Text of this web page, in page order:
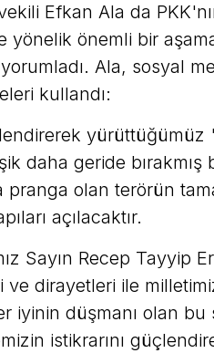
Efkan Ala da
yönelik önemli bir
yorumladı. Ala, sosyal
kullandı:
yürüttüğümüz
daha geride bırakmış
pranga olan terörün
açılacaktır.
Sayın Recep Tayyip
ve dirayetleri ile
iyinin düşmanı olan
istikrarını